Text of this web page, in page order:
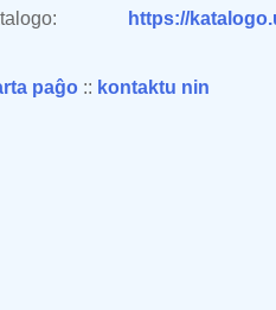
https://
paĝo :: kontaktu nin